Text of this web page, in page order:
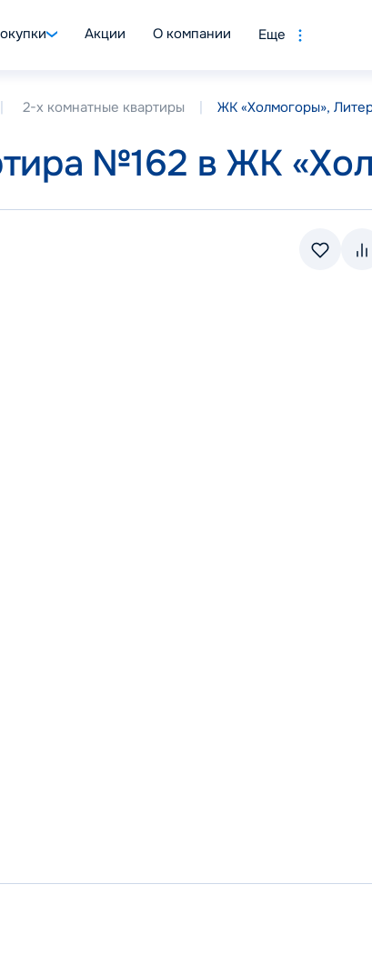
Акции О компании Еще
2-х комнатные квартиры ЖК «Холмогоры»,
№162 в ЖК